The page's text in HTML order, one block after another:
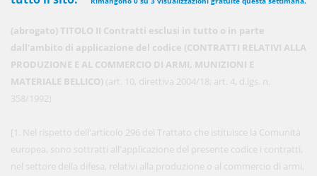
(abrogato) TITOLO II Contratti esclusi in tutto o in parte
dall'ambito di applicazione del codice (CONTRATTI RELATIVI ALLA
PRODUZIONE E AL COMMERCIO DI ARMI, MUNIZIONI E
MATERIALE BELLICO) (art. 10, direttiva 2004/18; art. 4, d.lgs. n.
358/1992)
[1. Nel rispetto dell'articolo 296 del Trattato che istituisce la Comunità
europea, sono sottratti all'applicazione del presente codice i contratti,
nel settore della difesa, relativi alla produzione o al commercio di armi,
450,00 € ANNUALI
anziché 570.00€ risparmi il 21%!
48,00 €